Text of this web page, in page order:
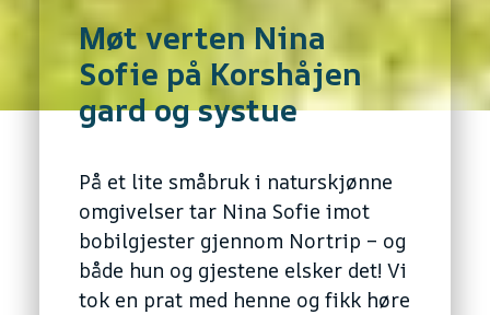
Møt verten Nina
Sofie på Korshåjen
gard og systue
På et lite småbruk i naturskjønne
omgivelser tar Nina Sofie imot
bobilgjester gjennom Nortrip – og
både hun og gjestene elsker det! Vi
tok en prat med henne og fikk høre